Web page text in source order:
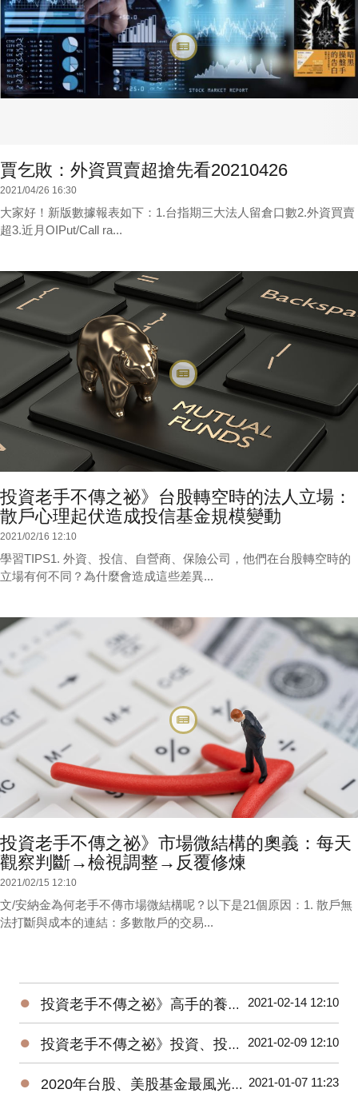
賈乞敗：外資買賣超搶先看20210426
2021/04/26 16:30
大家好！新版數據報表如下：1.台指期三大法人留倉口數2.外資買賣
超3.近月OIPut/Call ra...
投資老手不傳之祕》台股轉空時的法人立場：
散戶心理起伏造成投信基金規模變動
2021/02/16 12:10
學習TIPS1. 外資、投信、自營商、保險公司，他們在台股轉空時的
立場有何不同？為什麼會造成這些差異...
投資老手不傳之祕》市場微結構的奧義：每天
觀察判斷→檢視調整→反覆修煉
2021/02/15 12:10
文/安納金為何老手不傳市場微結構呢？以下是21個原因：1. 散戶無
法打斷與成本的連結：多數散戶的交易...
● 投資老手不傳之祕》高手的養成3階段：開放心胸 + 廣泛學習 + 大空頭洗禮 2021-02-14 12:10
● 投資老手不傳之祕》投資、投機、避險——3種部位都要嚴守各自紀律 2021-02-09 12:10
● 2020年台股、美股基金最風光，平均績效超過15%，能源基金谷底翻身大賺逾160%！ 2021-01-07 11:23